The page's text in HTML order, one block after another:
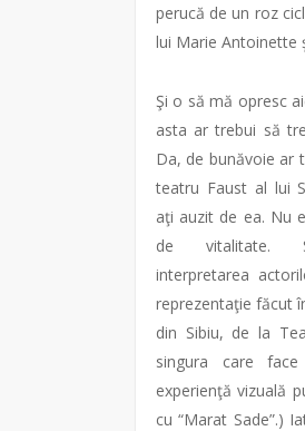
perucă de un roz
lui Marie Antoinette
Şi o să mă opresc
asta ar trebui să
Da, de bunăvoie ar
teatru Faust al lui
aţi auzit de ea. Nu
de vitalitate.
interpretarea
reprezentaţie făcut
din Sibiu, de la
singura care
experienţă vizuală
cu “Marat Sade”.)